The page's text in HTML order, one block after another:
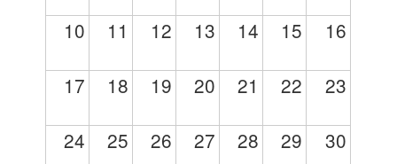
10 11 12 13 14 15 16
17 18 19 20 21 22 23
24 25 26 27 28 29 30